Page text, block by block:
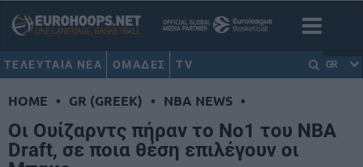
ΤΕΛΕΥΤΑΙΑ ΝΕΑ ΟΜΑΔΕΣ TV GR
HOME • GR (GREEK) • NBA NEWS •
Οι Ουίζαρντς πήραν το Νο1 του NBA
Draft, σε ποια θέση επιλέγουν οι